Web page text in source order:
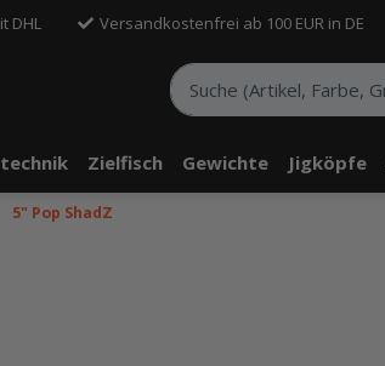
DHL Versandkostenfrei ab 100 EUR in DE
Zielfisch Gewichte Jigköpfe
5" Pop ShadZ